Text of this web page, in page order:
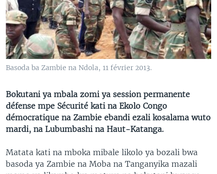
SÉCURITÉ
SCIENCE/TECHNOLOGIE
SPORTS
Basoda ba Zambie na Ndola, 11 février 2013.
Bokutani ya mbala zomi ya session permanente
défense mpe Sécurité kati na Ekolo Congo
démocratique na Zambie ebandi ezali kosalama wuto
mardi, na Lubumbashi na Haut-Katanga.
Matata kati na mboka mibale likolo ya bozali bwa
basoda ya Zambie na Moba na Tanganyika mazali